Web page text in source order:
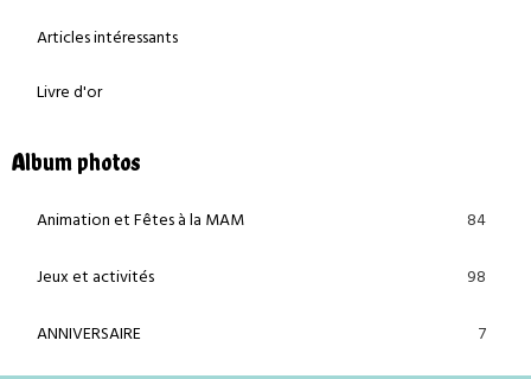
Articles intéressants
Livre d'or
Album photos
Animation et Fêtes à la MAM 84
Jeux et activités 98
ANNIVERSAIRE 7